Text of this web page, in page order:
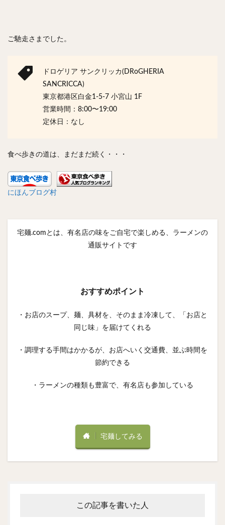
ご馳走さまでした。
ドロゲリア サンクリッカ(DRoGHERIA
SANCRICCA)
東京都港区白金1-5-7 小宮山 1F
営業時間：8:00〜19:00
定休日：なし
食べ歩きの道は、まだまだ続く・・・
にほんブログ村
宅麺.comとは、有名店の味をご自宅で楽しめる、ラーメンの
通販サイトです
おすすめポイント
・お店のスープ、麺、具材を、そのまま冷凍して、「お店と
同じ味」を届けてくれる
・調理する手間はかかるが、お店へいく交通費、並ぶ時間を
節約できる
・ラーメンの種類も豊富で、有名店も参加している
宅麺してみる
この記事を書いた人